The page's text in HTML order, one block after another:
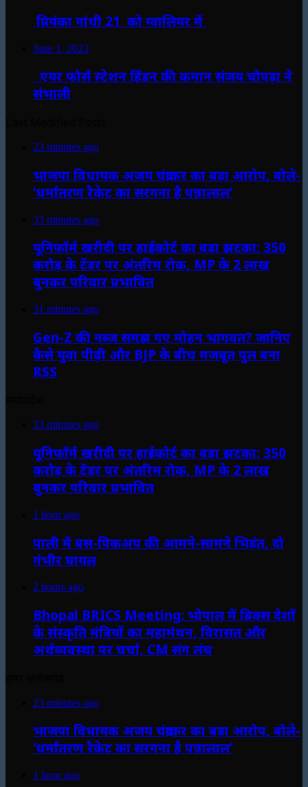
प्रियंका गांधी 21 को ग्वालियर में
June 1, 2023
एयर फोर्स स्टेशन हिंडन की कमान संजय चोपड़ा ने
संभाली
23 minutes ago
भाजपा विधायक अजय चंद्राकर का बड़ा आरोप, बोले-
‘धर्मांतरण रैकेट का सरगना है पन्नालाल’
33 minutes ago
यूनिफॉर्म खरीदी पर हाईकोर्ट का बड़ा झटका: 350
करोड़ के टेंडर पर अंतरिम रोक, MP के 2 लाख
बुनकर परिवार प्रभावित
31 minutes ago
Gen-Z की नब्ज समझ गए मोहन भागवत? जानिए
कैसे युवा पीढ़ी और BJP के बीच मजबूत पुल बना
RSS
33 minutes ago
यूनिफॉर्म खरीदी पर हाईकोर्ट का बड़ा झटका: 350
करोड़ के टेंडर पर अंतरिम रोक, MP के 2 लाख
बुनकर परिवार प्रभावित
1 hour ago
पाली में बस-पिकअप की आमने-सामने भिड़ंत, दो
गंभीर घायल
2 hours ago
Bhopal BRICS Meeting: भोपाल में ब्रिक्स देशों
के संस्कृति मंत्रियों का महामंथन, विरासत और
अर्थव्यवस्था पर चर्चा, CM संग लंच
23 minutes ago
भाजपा विधायक अजय चंद्राकर का बड़ा आरोप, बोले-
‘धर्मांतरण रैकेट का सरगना है पन्नालाल’
1 hour ago